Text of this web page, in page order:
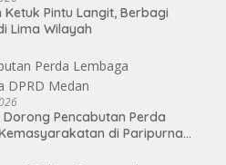
Ketuk Pintu Langit, Berbagi
Lima Wilayah
Dorong Pencabutan Perda
di Paripurna